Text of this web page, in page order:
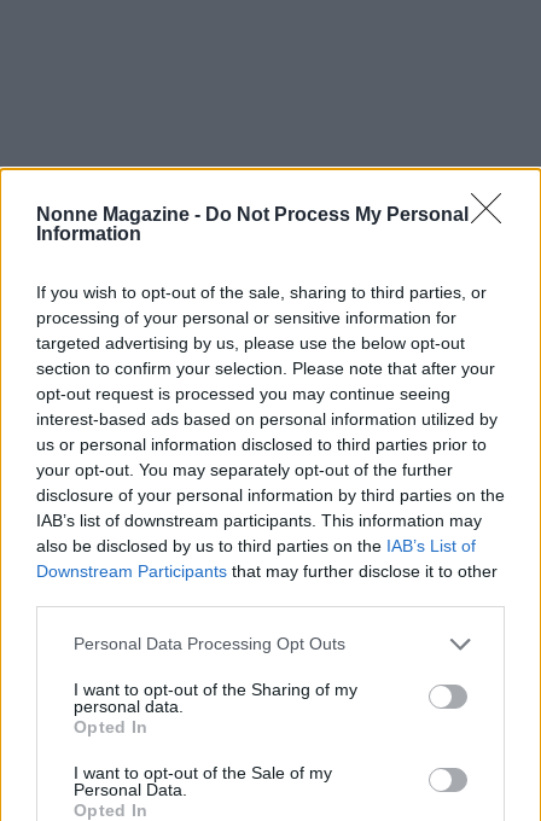
Nonne Magazine - Do Not Process My Personal
Information
If you wish to opt-out of the sale, sharing to third parties, or
processing of your personal or sensitive information for
targeted advertising by us, please use the below opt-out
section to confirm your selection. Please note that after your
opt-out request is processed you may continue seeing
interest-based ads based on personal information utilized by
us or personal information disclosed to third parties prior to
your opt-out. You may separately opt-out of the further
disclosure of your personal information by third parties on the
IAB’s list of downstream participants. This information may
also be disclosed by us to third parties on the IAB’s List of
Downstream Participants that may further disclose it to other
Please note that this website/app uses one or more Google
not limited to your visit or usage behaviour. You may click to
grant or deny consent to Google and its third-party tags to
use your data for below specified purposes in below Google
consent section.
Personal Data Processing Opt Outs
I want to opt-out of the Sharing of my
personal data.
Opted In
I want to opt-out of the Sale of my
Personal Data.
Opted In
AiAdhubMedia